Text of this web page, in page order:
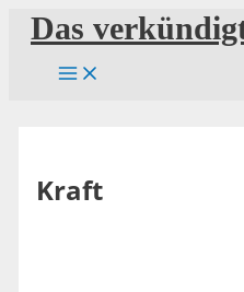
Zum
Inhalt
springen
Das
Kraft